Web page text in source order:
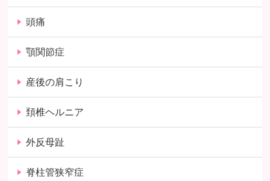
頭痛
顎関節症
産後の肩こり
頚椎ヘルニア
外反母趾
脊柱管狭窄症